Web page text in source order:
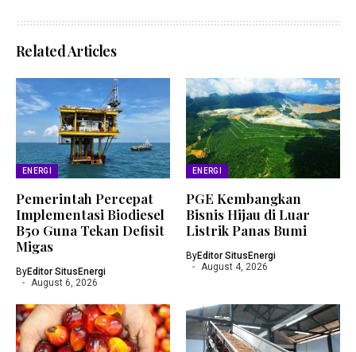
Related Articles
ENERGI
Pemerintah Percepat
Implementasi Biodiesel
B50 Guna Tekan Defisit
Migas
ByEditor SitusEnergi
August 6, 2026
ENERGI
PGE Kembangkan
Bisnis Hijau di Luar
Listrik Panas Bumi
ByEditor SitusEnergi
August 4, 2026